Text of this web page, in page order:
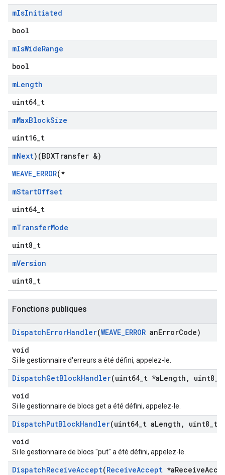
mIsInitiated
bool
mIsWideRange
bool
mLength
uint64_t
mMaxBlockSize
uint16_t
mNext)(BDXTransfer &)
WEAVE_ERROR(*
mStartOffset
uint64_t
mTransferMode
uint8_t
mVersion
uint8_t
Fonctions publiques
DispatchErrorHandler(WEAVE_ERROR anErrorCode)
void
Si le gestionnaire d'erreurs a été défini, appelez-le.
DispatchGetBlockHandler(uint64 t *aLength , uint8
void
Si le gestionnaire de blocs get a été défini, appelez-le.
DispatchPutBlockHandler(uint64 t aLength , uint8 t
void
Si le gestionnaire de blocs "put" a été défini, appelez-le.
DispatchReceiveAccept(ReceiveAccept *aReceive